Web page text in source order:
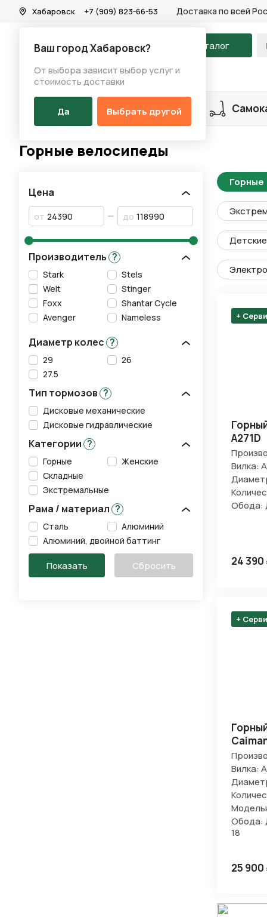
Хабаровск
Ваш город Хабаровск?
От выбора зависит выбор услуг и
стоимость доставки
Да Выбрать другой
+7 (909) 823-66-53 Доставка по всей
На главную Каталог
Каталог/Велосипеды/Горные велосипеды
Разделы каталога
Велосипеды
Горные велосипеды
Цена
от до
Производитель ?
Stark
Stels
Welt
Stinger
Foxx
Shantar Cycle
Avenger
Nameless
Диаметр колес ?
29
26
27.5
Тип тормозов ?
Дисковые механические
Дисковые гидравлические
Категории ?
Горные
Женские
Складные
Экстремальные
Рама / материал ?
Сталь
Алюминий
Алюминий, двойной баттинг
Горные
+
A271D
Вилка:
Обода:
24 390
+
Вилка:
Обода:
18
25 900